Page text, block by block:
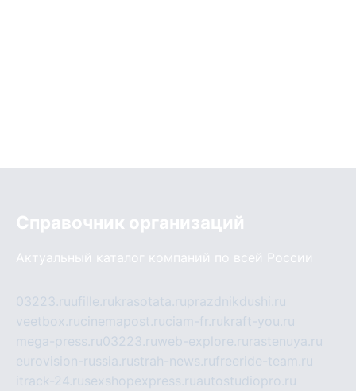
Справочник организаций
Актуальный каталог компаний по всей России
03223.ruufille.rukrasotata.ruprazdnikdushi.ru
veetbox.rucinemapost.ruciam-fr.rukraft-you.ru
mega-press.ru03223.ruweb-explore.ru rastenuya.ru
eurovision-russia.rustrah-news.rufreeride-team.ru
itrack-24.rusexshopexpress.ruautostudiopro.ru